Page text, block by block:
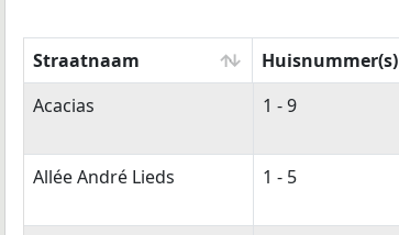
Straatnaam
Huisnummer(s)
Straatnaam
Huisnummer(s)
Acacias 1 - 9
Allée André Lieds 1 - 5